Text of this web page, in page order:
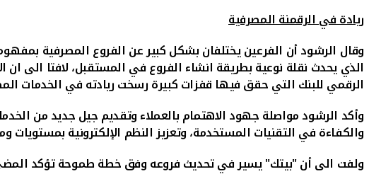
ريادة في الرقمنة المصرفية
وقال الرشود أن الفرعين يختلفان بشكل كبير عن الفروع المصرفية
الذي يحدث نقلة نوعية بطريقة انشاء الفروع في المستقبل، لافتا الى ان
الرقمي للبنك التي حقق فيها قفزات كبيرة رسخت ريادته في الخدمات
وأكد الرشود مواصلة جهود الاهتمام بالعملاء وتقديم جيل جديد من
والكفاءة في التقنيات المستخدمة، وتعزيز النظم الإلكترونية بمستويات
ولفت الى أن "بيتك" يسير في تحديث فروعه وفق خطة طموحة تؤكد